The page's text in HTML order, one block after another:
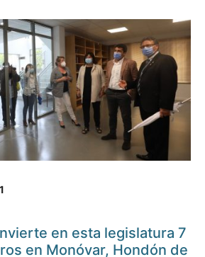
en esta legislatura 7
en Monóvar, Hondón de